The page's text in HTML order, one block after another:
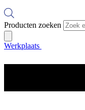
Producten zoeken
Werkplaats